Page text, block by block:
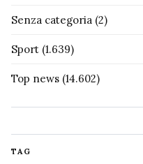
Senza categoria (2)
Sport (1.639)
Top news (14.602)
TAG